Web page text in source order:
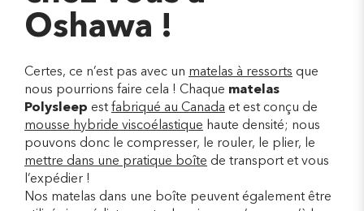
Oshawa !
Certes, ce n’est pas avec un matelas à ressorts que
nous pourrions faire cela ! Chaque matelas
Polysleep est fabriqué au Canada et est conçu de
mousse hybride viscoélastique haute densité; nous
pouvons donc le compresser, le rouler, le plier, le
mettre dans une pratique boîte de transport et vous
l’expédier !
Nos matelas dans une boîte peuvent également être